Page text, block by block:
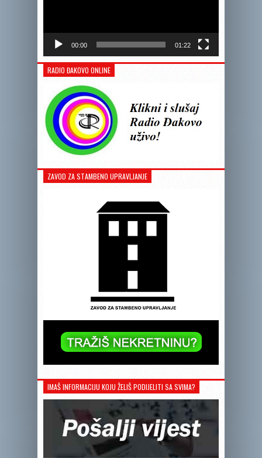
00:00 01:22
RADIO ĐAKOVO ONLINE
ZAVOD ZA STAMBENO UPRAVLJANJE
IMAŠ INFORMACIJU KOJU ŽELIŠ PODIJELITI SA SVIMA?